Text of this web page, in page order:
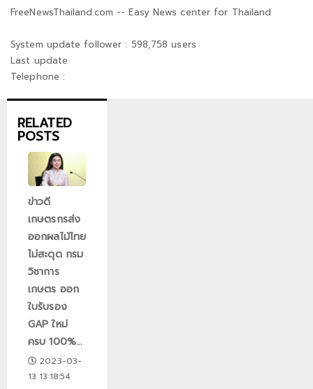
FreeNewsThailand.com -- Easy News center for Thailand
System update follower : 598,758 users
Last update
Telephone :
RELATED
POSTS
ข่าวดี
เกษตรกรส่ง
ออกผลไม้ไทย
ไม่สะดุด กรม
วิชาการ
เกษตร ออก
ใบรับรอง
GAP ใหม่
ครบ 100%...
2023-03-
13 13:18:54